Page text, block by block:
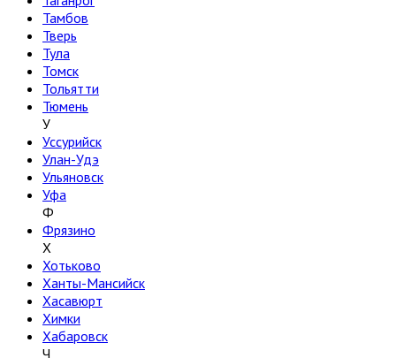
Тамбов
Тверь
Тула
Томск
Тольятти
Тюмень
У
Уссурийск
Улан-Удэ
Ульяновск
Уфа
Ф
Фрязино
Х
Хотьково
Ханты-Мансийск
Хасавюрт
Химки
Хабаровск
Ч